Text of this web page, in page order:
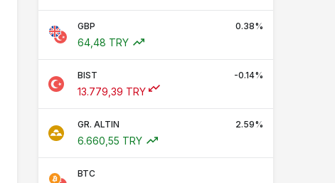
GBP 0.38%
64,48 TRY
BIST -0.14%
13.779,39 TRY
GR. ALTIN 2.59%
6.660,55 TRY
BTC